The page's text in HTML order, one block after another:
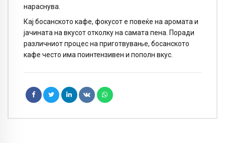
нараснува.
Кај босанското кафе, фокусот е повеќе на аромата и
јачината на вкусот отколку на самата пена. Поради
различниот процес на приготвување, босанското
кафе често има поинтензивен и пополн вкус.